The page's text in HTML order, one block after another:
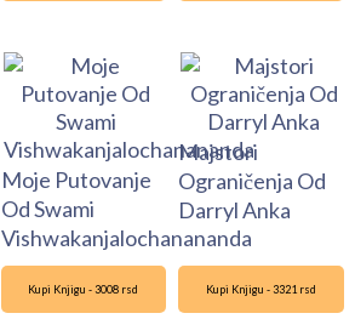
Moje Putovanje
Od Swami
Vishwakanjalochanananda
Majstori
Ograničenja Od
Darryl Anka
Kupi Knjigu - 3008 rsd Kupi Knjigu - 3321 rsd